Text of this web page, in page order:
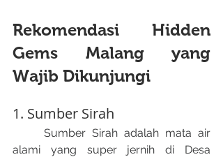
Rekomendasi Hidden
Gems Malang yang
Wajib Dikunjungi
1. Sumber Sirah
alami yang super jernih di Desa